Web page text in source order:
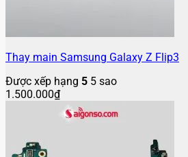
Thay main Samsung Galaxy Z Flip3
Được xếp hạng 5 5 sao
1.500.000₫